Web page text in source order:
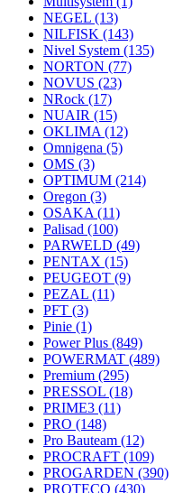
NEGEL (13)
NILFISK (143)
Nivel System (135)
NORTON (77)
NOVUS (23)
NRock (17)
NUAIR (15)
OKLIMA (12)
Omnigena (5)
OMS (3)
OPTIMUM (214)
Oregon (3)
OSAKA (11)
Palisad (100)
PARWELD (49)
PENTAX (15)
PEUGEOT (9)
PEZAL (11)
PFT (3)
Pinie (1)
Power Plus (849)
POWERMAT (489)
Premium (295)
PRESSOL (18)
PRIME3 (11)
PRO (148)
Pro Bauteam (12)
PROCRAFT (109)
PROGARDEN (390)
PROTECO (430)